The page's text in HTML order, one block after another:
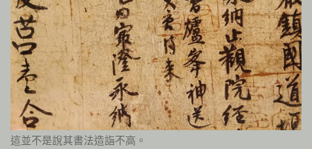
這並不是說其書法造詣不高。